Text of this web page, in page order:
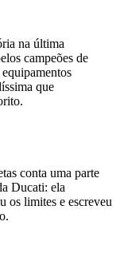
na última
campeões de
que
conta uma parte
Ducati: ela
os limites e escreveu